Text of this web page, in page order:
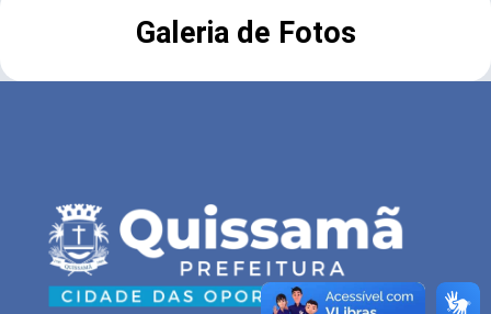
Galeria de Fotos